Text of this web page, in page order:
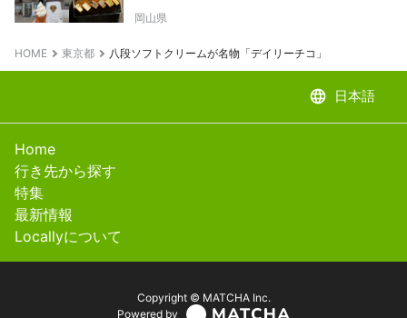
岡山県
HOME 東京都 八段ソフトクリームが名物「デイリーチコ」
language 日本語
Home
行き先から探す
特集
最新情報
Locallyについて
Copyright © MATCHA Inc.
Powered by